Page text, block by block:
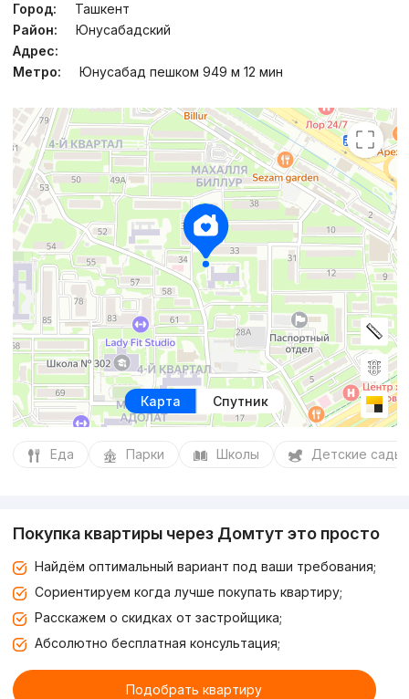
Город:
Ташкент
Район:
Юнусабадский
Адрес:
Метро:
Юнусабад пешком 949 м 12 мин
Карта Спутник
Еда Парки Школы Детские сады
Покупка квартиры через Домтут это просто
Найдём оптимальный вариант под ваши требования;
Сориентируем когда лучше покупать квартиру;
Расскажем о скидках от застройщика;
Абсолютно бесплатная консультация;
Подобрать квартиру